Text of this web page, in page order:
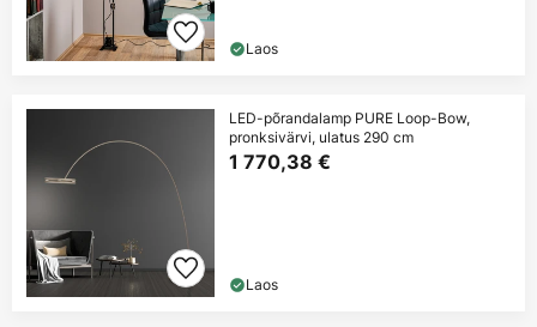
Laos
LED-põrandalamp PURE Loop-Bow,
pronksivärvi, ulatus 290 cm
1 770,38 €
Laos